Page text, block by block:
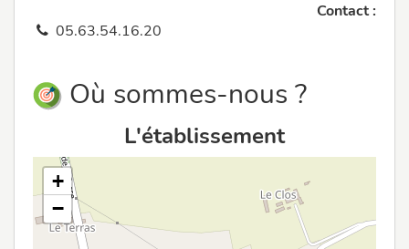
Contact :
05.63.54.16.20
Où sommes-nous ?
L'établissement
+
−